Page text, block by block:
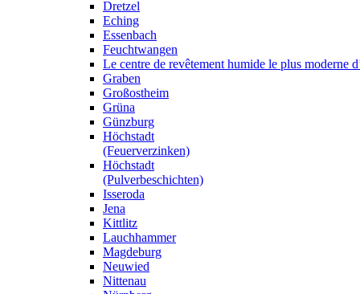
Dretzel
Eching
Essenbach
Feuchtwangen
Le centre de revêtement humide le plus moderne
Graben
Großostheim
Grüna
Günzburg
Höchstadt
(Feuerverzinken)
Höchstadt
(Pulverbeschichten)
Isseroda
Jena
Kittlitz
Lauchhammer
Magdeburg
Neuwied
Nittenau